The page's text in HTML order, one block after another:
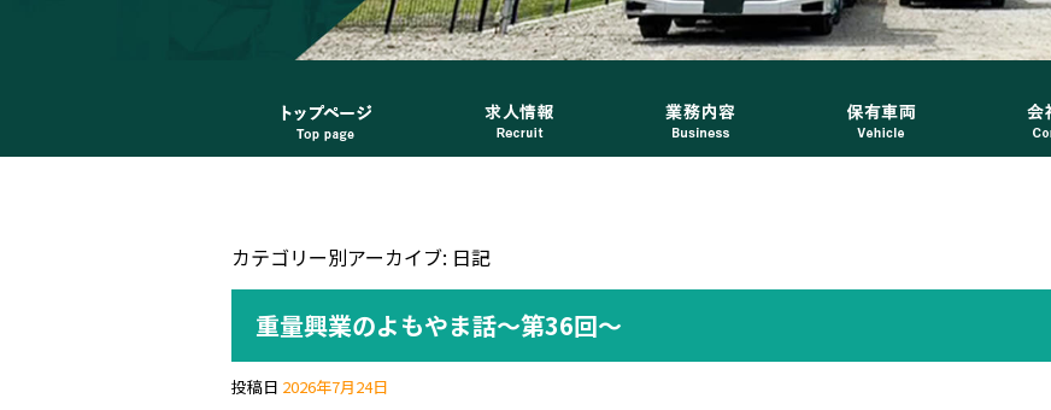
カテゴリー別アーカイブ: 日記
重量興業のよもやま話～第36回～
投稿日 2026年7月24日